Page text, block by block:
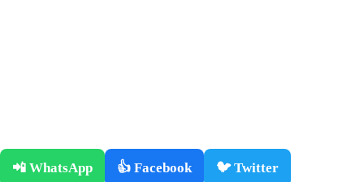
📲 WhatsApp 👍 Facebook 🐦 Twitter